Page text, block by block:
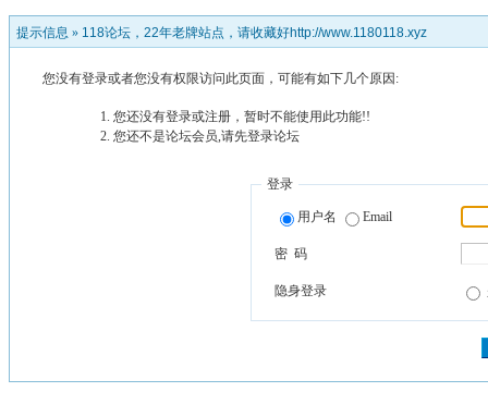
提示信息 » 118论坛，22年老牌站点，请收藏好http://www.1180118.xyz
您没有登录或者您没有权限访问此页面，可能有如下几个原因:
您还没有登录或注册，暂时不能使用此功能!!
您还不是论坛会员,请先登录论坛
登录
用户名 Email
密 码
隐身登录